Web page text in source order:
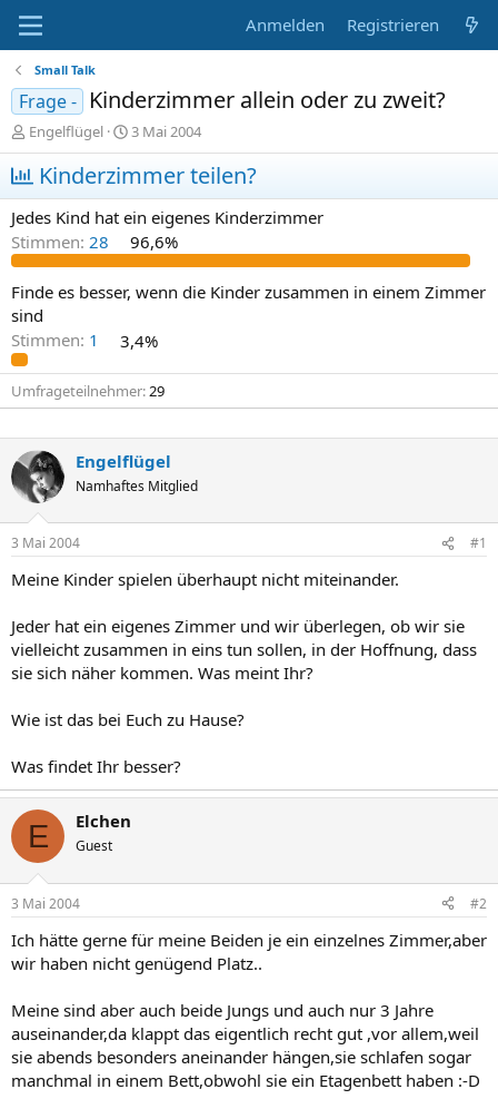
Anmelden Registrieren
Small Talk
Frage - Kinderzimmer allein oder zu zweit?
E
r
s
t
e
l
l
e
r
Engelflügel
E
r
s
t
e
l
l
t
a
3 Mai 2004
Kinderzimmer teilen?
Jedes Kind hat ein eigenes Kinderzimmer
Stimmen: 28 96,6%
Finde es besser, wenn die Kinder zusammen in einem Zimmer
sind
Stimmen: 1 3,4%
Umfrageteilnehmer 29
Engelflügel
Namhaftes Mitglied
3 Mai 2004 #1
Meine Kinder spielen überhaupt nicht miteinander.
Jeder hat ein eigenes Zimmer und wir überlegen, ob wir sie
vielleicht zusammen in eins tun sollen, in der Hoffnung, dass
sie sich näher kommen. Was meint Ihr?
Wie ist das bei Euch zu Hause?
Was findet Ihr besser?
E Elchen
Guest
3 Mai 2004 #2
Ich hätte gerne für meine Beiden je ein einzelnes Zimmer,aber
wir haben nicht genügend Platz..
Meine sind aber auch beide Jungs und auch nur 3 Jahre
auseinander,da klappt das eigentlich recht gut ,vor allem,weil
sie abends besonders aneinander hängen,sie schlafen sogar
manchmal in einem Bett,obwohl sie ein Etagenbett haben :-D